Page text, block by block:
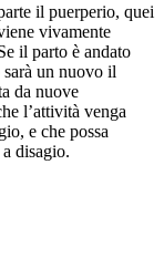
il puerperio, quei
vivamente
il parto è andato
sarà un nuovo il
da nuove
l’attività venga
e che possa
disagio.